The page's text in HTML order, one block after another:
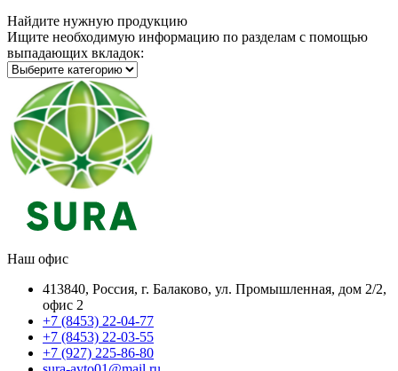
Найдите нужную продукцию
Ищите необходимую информацию по разделам с помощью
выпадающих вкладок:
Наш офис
413840, Россия, г. Балаково, ул. Промышленная, дом 2/2,
офис 2
+7 (8453) 22-04-77
+7 (8453) 22-03-55
+7 (927) 225-86-80